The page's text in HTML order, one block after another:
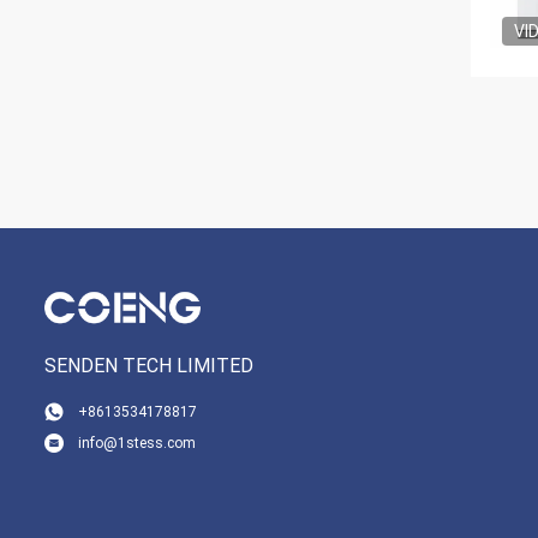
SENDEN TECH LIMITED
+8613534178817
info@1stess.com